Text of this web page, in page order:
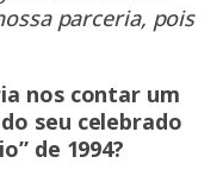
parceria, pois
nos contar um
seu celebrado
de 1994?